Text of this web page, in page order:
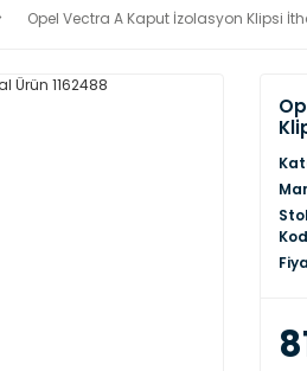
Opel Vectra A Kaput İzolasyon Klipsi